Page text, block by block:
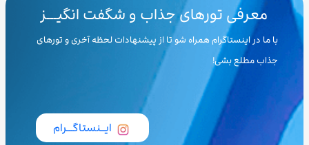
معرفی تورهای جذاب و شگفت انگیـــز
با ما در اینستاگرام همراه شو تا از پیشنهادات لحظه آخری و تورهای
جذاب مطلع بشی!
ایــنستاگـــرام